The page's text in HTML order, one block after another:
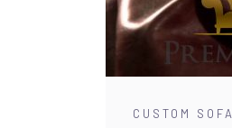
CUSTOM SOFA